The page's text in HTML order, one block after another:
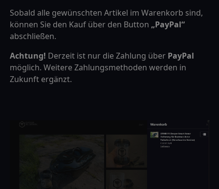
Sobald alle gewünschten Artikel im Warenkorb sind,
können Sie den Kauf über den Button „PayPal“
abschließen.
Achtung! Derzeit ist nur die Zahlung über PayPal
möglich. Weitere Zahlungsmethoden werden in
Zukunft ergänzt.